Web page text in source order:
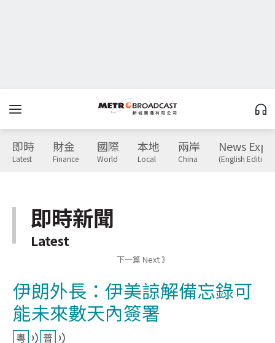
即時
Latest
財金
Finance
國際
World
本地
Local
兩岸
China
News
(English Edition)
即時新聞
Latest
下一篇 Next 》
伊朗外長：伊美諒解備忘錄可
能未來數天內簽署